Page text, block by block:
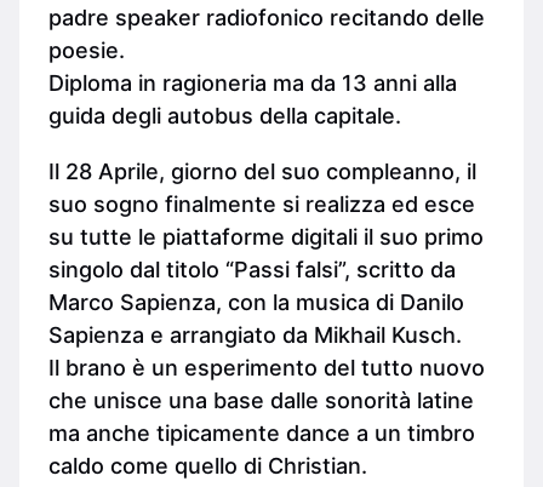
padre speaker radiofonico recitando delle
poesie.
Diploma in ragioneria ma da 13 anni alla
guida degli autobus della capitale.
Il 28 Aprile, giorno del suo compleanno, il
suo sogno finalmente si realizza ed esce
su tutte le piattaforme digitali il suo primo
singolo dal titolo “Passi falsi”, scritto da
Marco Sapienza, con la musica di Danilo
Sapienza e arrangiato da Mikhail Kusch.
Il brano è un esperimento del tutto nuovo
che unisce una base dalle sonorità latine
ma anche tipicamente dance a un timbro
caldo come quello di Christian.